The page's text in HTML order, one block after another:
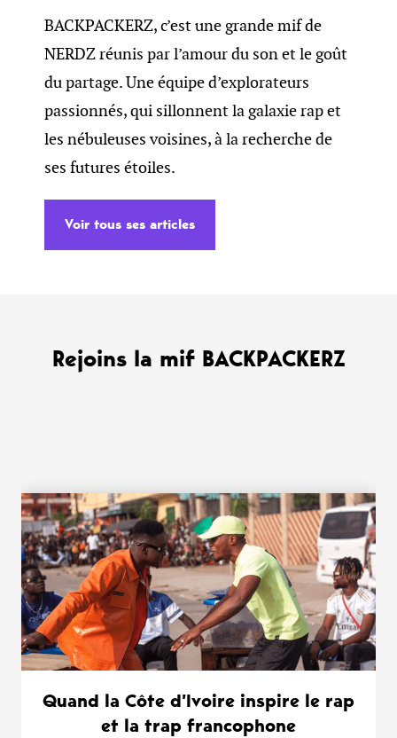
BACKPACKERZ, c’est une grande mif de
NERDZ réunis par l’amour du son et le goût
du partage. Une équipe d’explorateurs
passionnés, qui sillonnent la galaxie rap et
les nébuleuses voisines, à la recherche de
ses futures étoiles.
Voir tous ses articles
Rejoins la mif BACKPACKERZ
WANT MORE ?
Quand la Côte d’Ivoire inspire le rap
et la trap francophone